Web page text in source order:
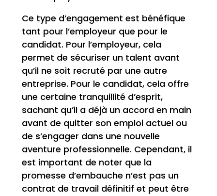
Ce type d’engagement est bénéfique
tant pour l’employeur que pour le
candidat. Pour l’employeur, cela
permet de sécuriser un talent avant
qu’il ne soit recruté par une autre
entreprise. Pour le candidat, cela offre
une certaine tranquillité d’esprit,
sachant qu’il a déjà un accord en main
avant de quitter son emploi actuel ou
de s’engager dans une nouvelle
aventure professionnelle. Cependant, il
est important de noter que la
promesse d’embauche n’est pas un
contrat de travail définitif et peut être